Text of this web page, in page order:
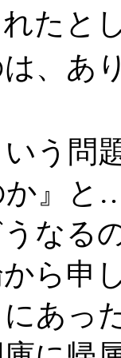
れた
、あ
う問
か』
なる
ら申
あっ